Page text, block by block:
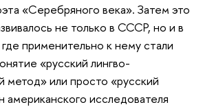
«Серебряного века». Затем это
не только в СССР, но и в
применительно к нему стали
«русский лингво-
метод» или просто «русский
исследователя